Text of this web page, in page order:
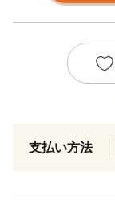
支払い方法